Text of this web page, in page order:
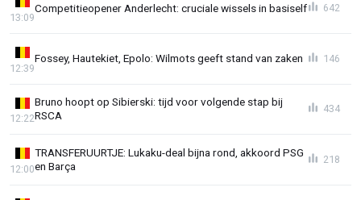
Competitieopener Anderlecht: cruciale wissels in basiself
13:09
642
Fossey, Hautekiet, Epolo: Wilmots geeft stand van zaken
12:39
146
Bruno hoopt op Sibierski: tijd voor volgende stap bij
RSCA
12:22
434
TRANSFERUURTJE: Lukaku-deal bijna rond, akkoord PSG
en Barça
12:00
218